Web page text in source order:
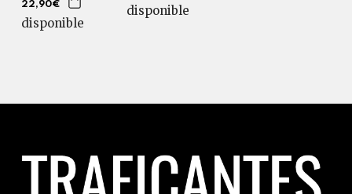
22,90€
disponible
disponible